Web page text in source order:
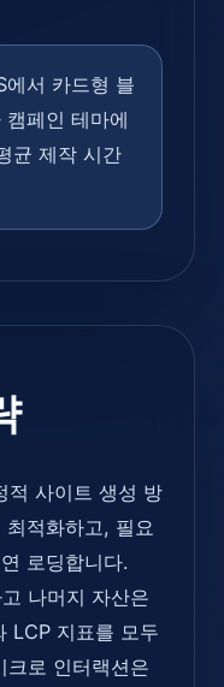
서 카드형 블
페인 테마에
균 제작 시간
적 사이트 생성 방
적화하고, 필요
로딩합니다.
나머지 자산은
LCP 지표를 모두
크로 인터랙션은